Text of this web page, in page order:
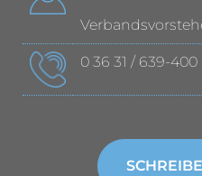
0 36 31 / 639-400